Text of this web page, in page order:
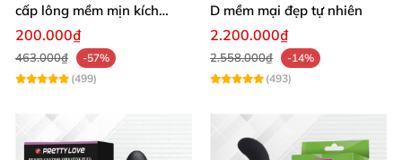
cấp lông mềm mịn kích
thích khoái cảm
200.000₫
463.000₫
-57%
(499)
D mềm mại đẹp tự nhiên
2.200.000₫
2.558.000₫
-14%
(493)